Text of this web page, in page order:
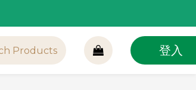
登入